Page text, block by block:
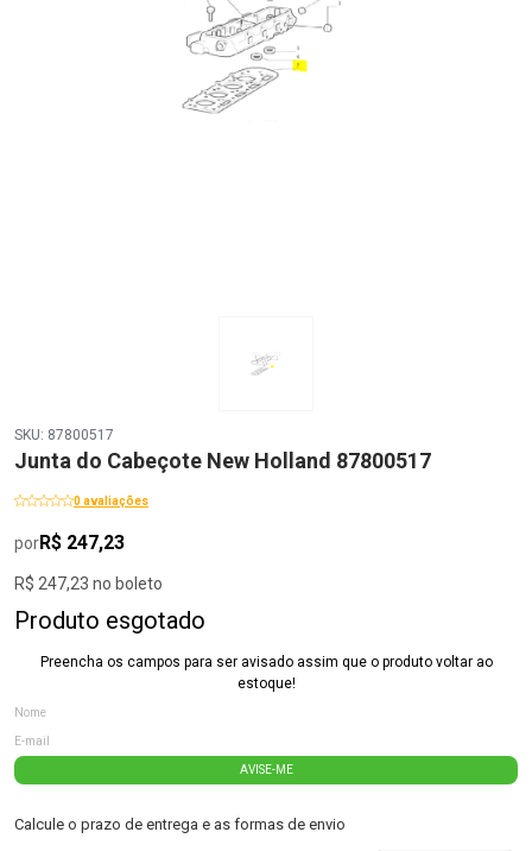
SKU: 87800517
Junta do Cabeçote New Holland 87800517
0 avaliações
porR$ 247,23
R$ 247,23 no boleto
Produto esgotado
Preencha os campos para ser avisado assim que o produto voltar ao
estoque!
AVISE-ME
Calcule o prazo de entrega e as formas de envio